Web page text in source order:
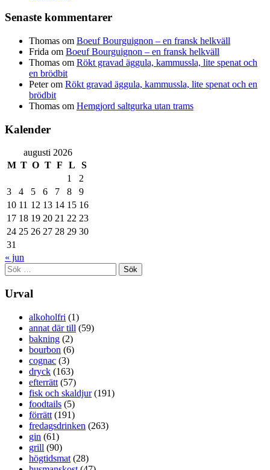
Senaste kommentarer
Thomas om Boeuf Bourguignon – en fransk helkväll
Frida om Boeuf Bourguignon – en fransk helkväll
Thomas om Rökt gravad äggula, kammussla, lite spenat och
en brödbit
Peterom Rökt gravad äggula, kammussla, lite spenat och en
brödbit
Thomas om Hemgjord saltgurka utan trams
Kalender
augusti 2026
M T O T F L
S
1
2
3
4 5 6 7 8
9
10 11 12 13 14 15 16
17 18 19 20 21 22 23
24 25 26 27 28 29 30
31
« jun
Sök
efter:
Urval
alkoholfri (1)
annat där till (59)
bakning (2)
bourbon (6)
cognac (3)
dryck (163)
efterrätt (57)
fisk och skaldjur(191)
foodtails (5)
förrätt (191)
fredagsdrinken (263)
gin (61)
grill (90)
högtidsmat (28)